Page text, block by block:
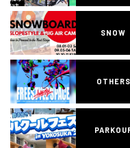
SNOW
OTHERS